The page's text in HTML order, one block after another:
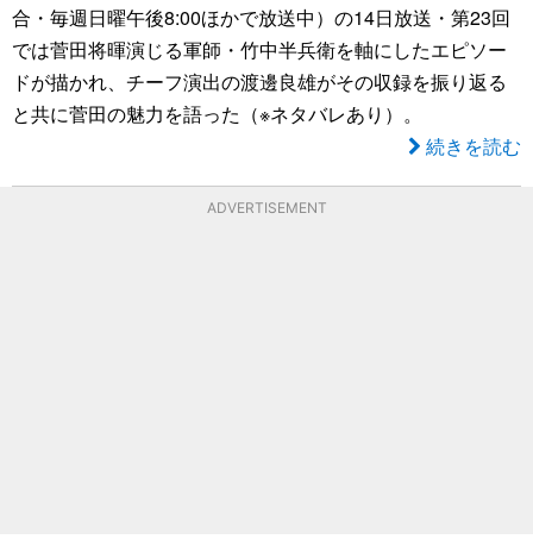
合・毎週日曜午後8:00ほかで放送中）の14日放送・第23回
では菅田将暉演じる軍師・竹中半兵衛を軸にしたエピソー
ドが描かれ、チーフ演出の渡邊良雄がその収録を振り返る
と共に菅田の魅力を語った（※ネタバレあり）。
続きを読む
ADVERTISEMENT